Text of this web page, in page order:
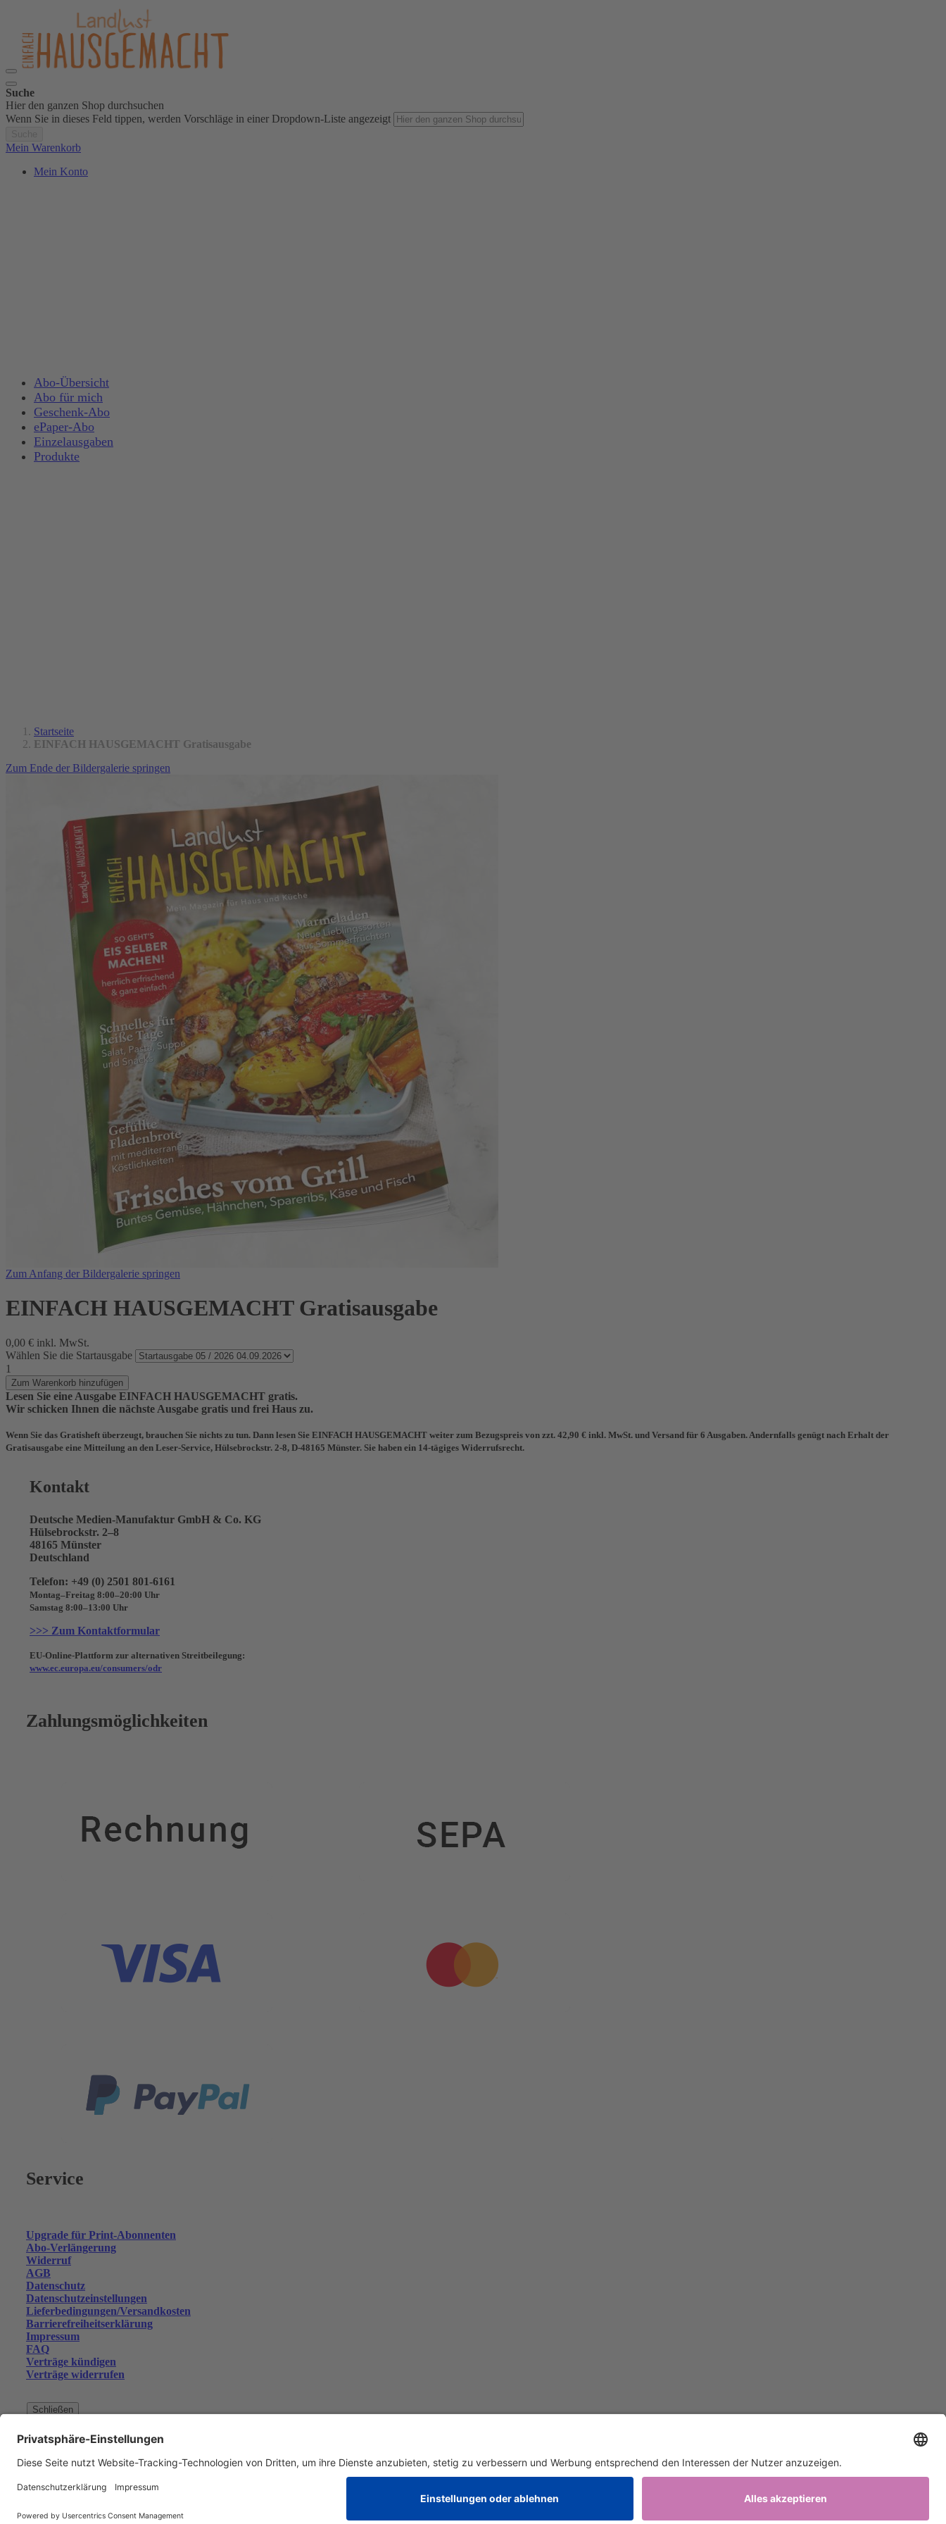
Suche
Hier den ganzen Shop durchsuchen
Wenn Sie in dieses Feld tippen, werden Vorschläge in einer Dropdown-Liste angezeigt
Mein Warenkorb
Mein Konto
Abo-Übersicht
Abo für mich
Geschenk-Abo
ePaper-Abo
Einzelausgaben
Produkte
Startseite
EINFACH HAUSGEMACHT Gratisausgabe
Zum Ende der Bildergalerie springen
Zum Anfang der Bildergalerie springen
EINFACH HAUSGEMACHT Gratisausgabe
0,00 € inkl. MwSt.
Wählen Sie die Startausgabe
1
Zum Warenkorb hinzufügen
Lesen Sie eine Ausgabe EINFACH HAUSGEMACHT gratis.
Wir schicken Ihnen die nächste Ausgabe gratis und frei Haus zu.
Wenn Sie das Gratisheft überzeugt, brauchen Sie nichts zu tun. Dann lesen Sie EINFACH HAUSGEMACHT weiter zum Bezugspreis von zzt. 42,90 € inkl. MwSt. und Versand für 6 Ausgaben. Andernfalls genügt nach Erhalt der
Gratisausgabe eine Mitteilung an den Leser-Service, Hülsebrockstr. 2-8, D-48165 Münster. Sie haben ein 14-tägiges Widerrufsrecht.
Kontakt
Deutsche Medien-Manufaktur GmbH & Co. KG
Hülsebrockstr. 2–8
48165 Münster
Deutschland
Telefon: +49 (0) 2501 801-6161
Montag–Freitag 8:00–20:00 Uhr
Samstag 8:00–13:00 Uhr
>>> Zum Kontaktformular
EU-Online-Plattform zur alternativen Streitbeilegung:
www.ec.europa.eu/consumers/odr
Zahlungsmöglichkeiten
Service
Upgrade für Print-Abonnenten
Abo-Verlängerung
Widerruf
AGB
Datenschutz
Datenschutzeinstellungen
Lieferbedingungen/Versandkosten
Barrierefreiheitserklärung
Impressum
FAQ
Verträge kündigen
Verträge widerrufen
Schließen
Der Artikel wurde in den Warenkorb gelegt